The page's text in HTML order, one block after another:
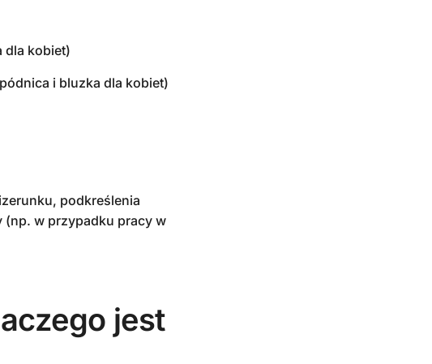
dla kobiet)
i bluzka dla kobiet)
podkreślenia
(np. w przypadku pracy w
jest